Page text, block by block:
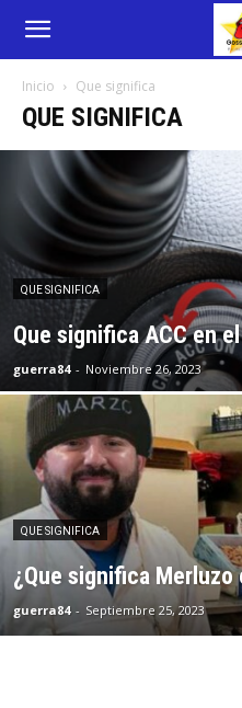
Inicio Que significa
QUE SIGNIFICA
QUE SIGNIFICA
Que significa ACC en
guerra84 - Noviembre 26, 2023
QUE SIGNIFICA
¿Que significa Merluzo
guerra84 - Septiembre 25, 2023